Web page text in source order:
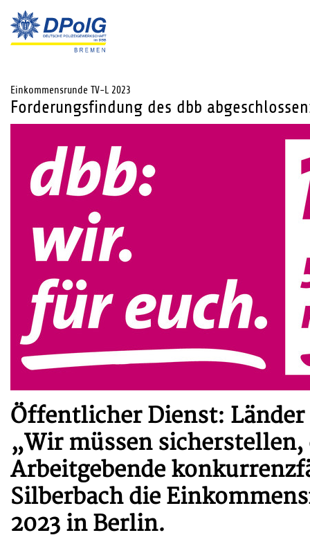
Einkommensrunde TV-L 2023
Forderungsfindung des dbb
Öffentlicher Dienst:
„Wir müssen sicherstellen,
Arbeitgebende
Silberbach die
2023 in Berlin.